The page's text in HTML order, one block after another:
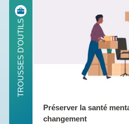
TROUSSES D'OUTILS
Préserver la santé
changement